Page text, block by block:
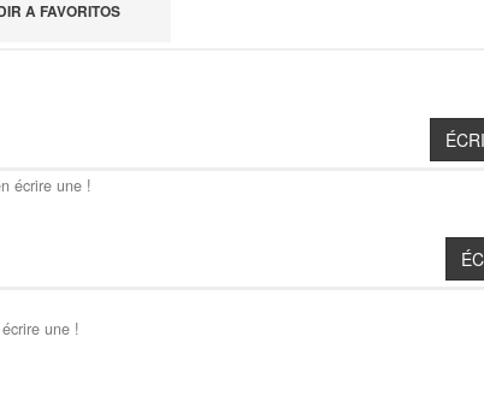
A FAVORITOS
écrire une !
une !